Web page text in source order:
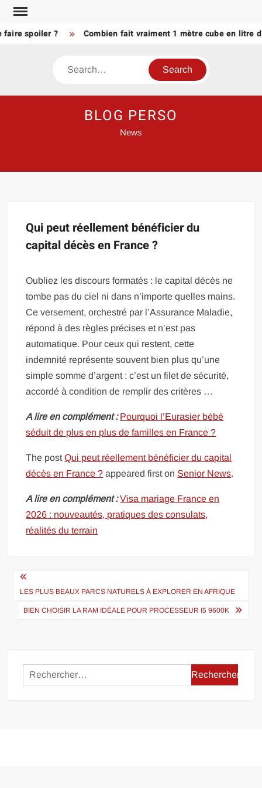
Skip
content
faire spoiler ? Combien fait vraiment 1 mètre cube en litre
Search
BLOG PERSO
News
Qui peut réellement bénéficier du
capital décès en France ?
Oubliez les discours formatés : le capital décès ne
tombe pas du ciel ni dans n’importe quelles mains.
Ce versement, orchestré par l’Assurance Maladie,
répond à des règles précises et n’est pas
automatique. Pour ceux qui restent, cette
indemnité représente souvent bien plus qu’une
simple somme d’argent : c’est un filet de sécurité,
accordé à condition de remplir des critères …
A lire en complément : Pourquoi l’Eurasier bébé
séduit de plus en plus de familles en France ?
The postQui peut réellement bénéficier du capital
décès en France ? appeared first on Senior News.
A lire en complément : Visa mariage France en
2026 : nouveautés, pratiques des consulats,
réalités du terrain
Navigation
de
l’article
LES PLUS BEAUX PARCS NATURELS À EXPLORER EN AFRIQUE
BIEN CHOISIR LA RAM IDÉALE POUR PROCESSEUR I5 9600K
Rechercher :